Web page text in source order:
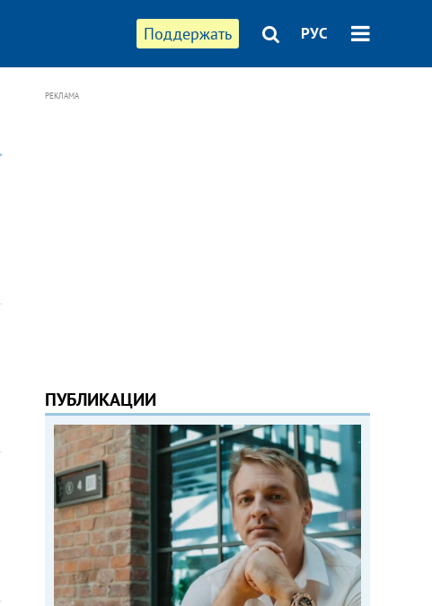
Поддержать РУС
РЕКЛАМА
ПУБЛИКАЦИИ